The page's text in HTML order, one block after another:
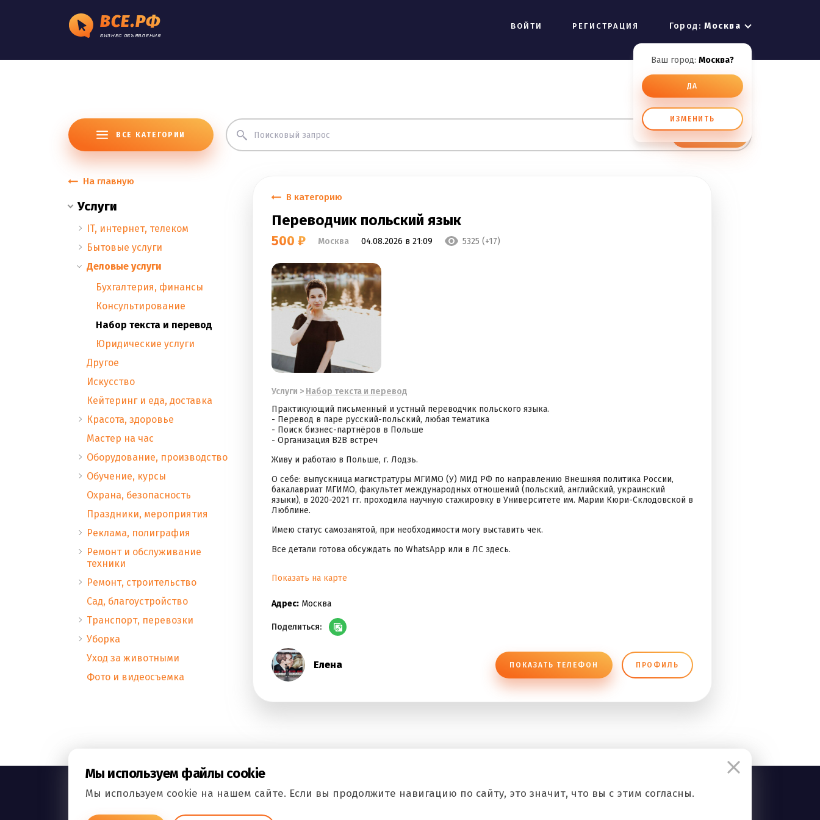
ВСЕ.РФ
БИЗНЕС ОБЪЯВЛЕНИЯ
ВОЙТИ РЕГИСТРАЦИЯ Город:Москва
Ваш город: Москва?
ДА
ИЗМЕНИТЬ
ВСЕ КАТЕГОРИИ
На главную
Услуги
IT, интернет, телеком
Бытовые услуги
Деловые услуги
Бухгалтерия, финансы
Консультирование
Набор текста и перевод
Юридические услуги
Другое
Искусство
Кейтеринг и еда, доставка
Красота, здоровье
Мастер на час
Оборудование, производство
Обучение, курсы
Охрана, безопасность
Праздники, мероприятия
Реклама, полиграфия
Ремонт и обслуживание
техники
Ремонт, строительство
Сад, благоустройство
Транспорт, перевозки
Уборка
Уход за животными
Фото и видеосъемка
В категорию
Переводчик польский язык
500 ₽ Москва 04.08.2026 в 21:09 5325 (+17)
Услуги > Набор текста и перевод
Практикующий письменный и устный переводчик польского языка.
- Перевод в паре русский-польский, любая тематика
- Поиск бизнес-партнёров в Польше
- Организация B2B встреч
Живу и работаю в Польше, г. Лодзь.
О себе: выпускница магистратуры МГИМО (У) МИД РФ по направлению Внешняя политика России,
бакалавриат МГИМО, факультет международных отношений (польский, английский, украинский
языки), в 2020-2021 гг. проходила научную стажировку в Университете им. Марии Кюри-Склодовской в
Люблине.
Имею статус самозанятой, при необходимости могу выставить чек.
Все детали готова обсуждать по WhatsApp или в ЛС здесь.
Показать на карте
Адрес: Москва
Поделиться:
Елена ПОКАЗАТЬ ТЕЛЕФОН ПРОФИЛЬ
Мы используем файлы cookie
Мы используем cookie на нашем сайте. Если вы продолжите навигацию по сайту, это значит, что вы с этим согласны.